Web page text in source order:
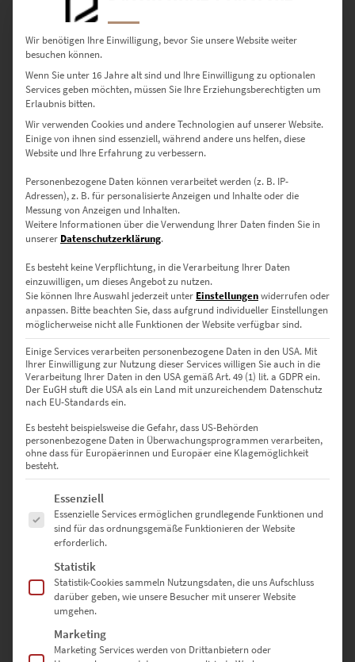
Bewertungen
Es gibt noch keine Bewertungen.
SCHREIBE DIE ERSTE BEWERTUNG FÜR „ACRYLGLASBILD
FRANKFURT PANORAMA 140 X 70 CM“
Erforderliche Felder sind mit*markiert
DEINE BEWERTUNG*
Wir benötigen Ihre Einwilligung, bevor Sie unsere Website weiter
besuchen können.
Wenn Sie unter 16 Jahre alt sind und Ihre Einwilligung zu optionalen
Services geben möchten, müssen Sie Ihre Erziehungsberechtigten um
Erlaubnis bitten.
Wir verwenden Cookies und andere Technologien auf unserer Website.
Einige von ihnen sind essenziell, während andere uns helfen, diese
Website und Ihre Erfahrung zu verbessern.
Personenbezogene Daten können verarbeitet werden (z. B. IP-
Adressen), z. B. für personalisierte Anzeigen und Inhalte oder die
Messung von Anzeigen und Inhalten.
Weitere Informationen über die Verwendung Ihrer Daten finden Sie in
unserer Datenschutzerklärung.
Es besteht keine Verpflichtung, in die Verarbeitung Ihrer Daten
einzuwilligen, um dieses Angebot zu nutzen.
Sie können Ihre Auswahl jederzeit unter Einstellungenwiderrufen oder
anpassen. Bitte beachten Sie, dass aufgrund individueller Einstellungen
möglicherweise nicht alle Funktionen der Website verfügbar sind.
Einige Services verarbeiten personenbezogene Daten in den USA. Mit
Ihrer Einwilligung zur Nutzung dieser Services willigen Sie auch in die
Verarbeitung Ihrer Daten in den USA gemäß Art. 49 (1) lit. a GDPR ein.
Der EuGH stuft die USA als ein Land mit unzureichendem Datenschutz
nach EU-Standards ein.
Es besteht beispielsweise die Gefahr, dass US-Behörden
personenbezogene Daten in Überwachungsprogrammen verarbeiten,
ohne dass für Europäerinnen und Europäer eine Klagemöglichkeit
besteht.
Es folgt eine Liste der Service-Gruppen, für die eine Einwilligung
Essenziell
Essenzielle Services ermöglichen grundlegende Funktionen und
sind für das ordnungsgemäße Funktionieren der Website
erforderlich.
Statistik
Statistik-Cookies sammeln Nutzungsdaten, die uns Aufschluss
darüber geben, wie unsere Besucher mit unserer Website
umgehen.
Marketing
Marketing Services werden von Drittanbietern oder